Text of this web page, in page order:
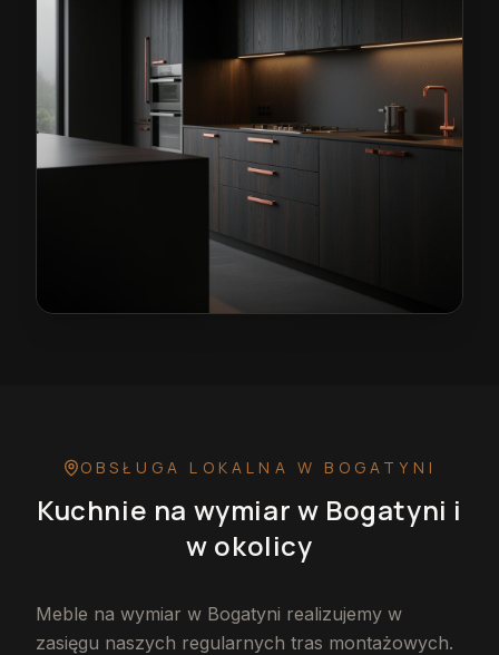
OBSŁUGA LOKALNAW BOGATYNI
Kuchnie na wymiar w Bogatyni i
w okolicy
Meble na wymiar w Bogatyni realizujemy w
zasięgu naszych regularnych tras montażowych.